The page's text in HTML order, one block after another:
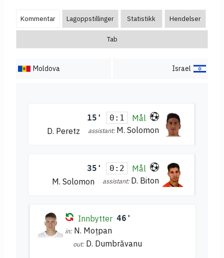
Kommentar Lagoppstillinger Statistikk Hendelser
Tab
Moldova Israel
15' 0:1
Mål
D. Peretz
assistant: M. Solomon
35' 0:2
Mål
M. Solomon
assistant: D. Biton
Innbytter 46'
in: N. Moțpan
out: D. Dumbrăvanu